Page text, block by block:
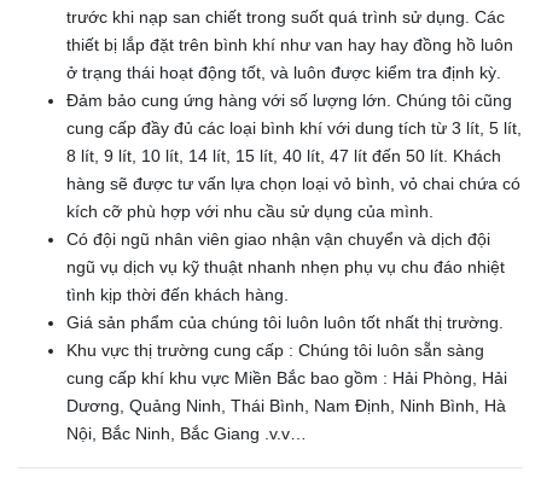
trước khi nạp san chiết trong suốt quá trình sử dụng. Các
thiết bị lắp đặt trên bình khí như van hay hay đồng hồ luôn
ở trạng thái hoạt động tốt, và luôn được kiểm tra định kỳ.
Đảm bảo cung ứng hàng với số lượng lớn. Chúng tôi cũng
cung cấp đầy đủ các loại bình khí với dung tích từ 3 lít, 5 lít,
8 lít, 9 lít, 10 lít, 14 lít, 15 lít, 40 lít, 47 lít đến 50 lít. Khách
hàng sẽ được tư vấn lựa chọn loại vỏ bình, vỏ chai chứa có
kích cỡ phù hợp với nhu cầu sử dụng của mình.
Có đội ngũ nhân viên giao nhận vận chuyển và dịch đội
ngũ vụ dịch vụ kỹ thuật nhanh nhẹn phụ vụ chu đáo nhiệt
tình kịp thời đến khách hàng.
Giá sản phẩm của chúng tôi luôn luôn tốt nhất thị trường.
Khu vực thị trường cung cấp : Chúng tôi luôn sẵn sàng
cung cấp khí khu vực Miền Bắc bao gồm : Hải Phòng, Hải
Dương, Quảng Ninh, Thái Bình, Nam Định, Ninh Bình, Hà
Nội, Bắc Ninh, Bắc Giang .v.v…